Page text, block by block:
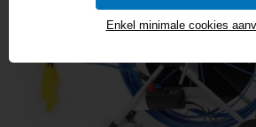
Enkel minimale cookies